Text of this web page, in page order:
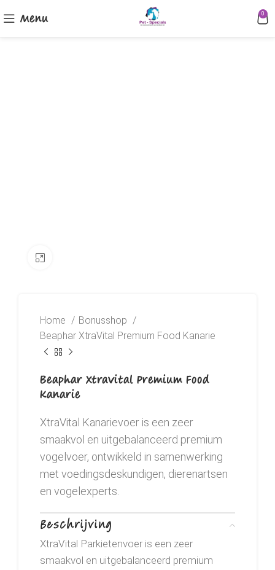
Menu 0
Home
Bonusshop
Beaphar XtraVital Premium Food Kanarie
Beaphar XtraVital Premium Food
Kanarie
XtraVital Kanarievoer is een zeer
smaakvol en uitgebalanceerd premium
vogelvoer, ontwikkeld in samenwerking
met voedingsdeskundigen, dierenartsen
en vogelexperts.
Beschrijving
XtraVital Parkietenvoer is een zeer
smaakvol en uitgebalanceerd premium